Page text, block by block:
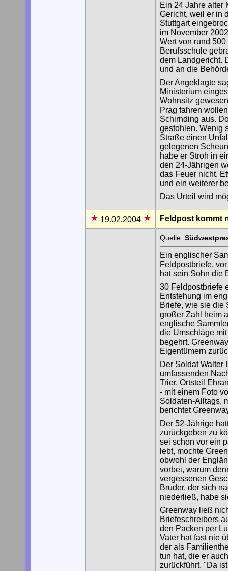
Ein 24 Jahre alter
Gericht, weil er in
Stuttgart
im November
Wert von rund
Berufsschule
dem Landgericht.
und an die
Der Angeklagte
Ministerium
Wohnsitz
Prag fahren
Schirnding aus.
gestohlen. Wenig
Straße einen
gelegenen
habe er Stroh in
den 24-Jährigen
das Feuer nicht.
und ein weiterer
Das Urteil wird
19.02.2004 Feldpost kommt
Quelle:
Ein englischer
Feldpostbriefe,
hat sein Sohn die
30 Feldpostbriefe
Entstehung im
Briefe, wie sie die
großer Zahl heim
englische
die Umschläge
begehrt.
Eigentümern
Der Soldat Walter
umfassenden
Trier, Ortsteil
- mit einem Foto
Soldaten-Alltags,
berichtet
Der 52-Jährige
zurückgeben zu
sei schon vor ein
lebt, mochte
obwohl der
vorbei, warum
vergessenen
Bruder, der sich
niederließ, habe
Greenway ließ
Briefeschreibers
den Packen per
Vater hat fast nie
der als
tun hat, die er
zurückführt. "Da